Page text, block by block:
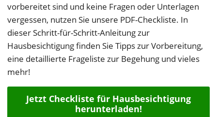
vorbereitet sind und keine Fragen oder Unterlagen
vergessen, nutzen Sie unsere PDF-Checkliste. In
dieser Schritt-für-Schritt-Anleitung zur
Hausbesichtigung finden Sie Tipps zur Vorbereitung,
eine detaillierte Frageliste zur Begehung und vieles
mehr!
Jetzt Checkliste für Hausbesichtigung
herunterladen!